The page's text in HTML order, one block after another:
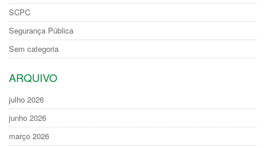
SCPC
Segurança Pública
Sem categoria
ARQUIVO
julho 2026
junho 2026
março 2026